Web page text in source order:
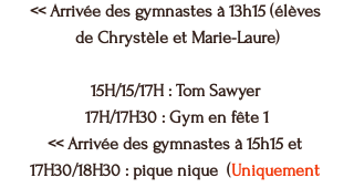
<< Arrivée des gymnastes à 13h15 (élèves
de Chrystèle et Marie-Laure)
15H/15/17H : Tom Sawyer
17H/17H30 : Gym en fête 1
<< Arrivée des gymnastes à 15h15 et
17H30/18H30 : pique nique (Uniquement